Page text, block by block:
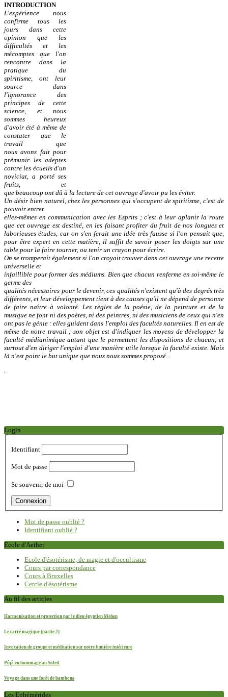
INTRODUCTION
L'expérience nous
confirme tous les
jours dans cette
opinion que les
difficultés et les
mécomptes que l'on
rencontre dans la
pratique du
spiritisme, ont leur
source dans
l'ignorance des
principes de cette
science, et nous
sommes heureux
d'avoir été à même de
constater que le
travail que
nousavons fait pour
prémunir les adeptes
contre les écueils d'un
noviciat, a porté ses
fruits, et
que beaucoup ont dû à la lecture de cet ouvrage d'avoir pu les éviter.
Un désir bien naturel, chez les personnes qui s'occupent de spiritisme, c'est de
pouvoir entrer
elles-mêmes en communication avec les Esprits ; c'est à leur aplanir la route
que cet ouvrage est destiné, en les faisant profiter du fruit de nos longues et
laborieuses études, car on s'en ferait une idée très fausse si l'on pensait que,
pour être expert en cette matière, il suffit de savoir poser lesdoigts sur une
table pour la faire tourner, ou tenir un crayon pour écrire.
On se tromperait également si l'on croyait trouver dans cet ouvrage une recette
universelle et
infaillible pour former des médiums. Bien que chacun renferme en soi-même le
germe des
qualités nécessaires pour le devenir, ces qualités n'existent qu'à des degrés très
différents, et leur développement tient à des causes qu'il ne dépend de personne
de faire naître à volonté. Les règles de la poésie, de la peinture et de la
musique ne font ni des poètes, ni des peintres, ni desmusiciens de ceux qui n'en
ont pas le génie : elles guident dans l'emploi des facultés naturelles. Il en est de
même de notre travail ; son objet est d'indiquer les moyens de développer la
faculté médianimique autant que le permettent les dispositions de chacun, et
surtout d'en diriger l'emploi d'une manière utile lorsque la faculté existe. Mais
là n'est point le but unique que nous nous sommes proposé...
Login
Identifiant
Mot de passe
Se souvenir de moi
Mot de passe oublié ?
Identifiant oublié ?
Ecole d'Aether
Ecole d'ésotérisme, de magie et d'occultisme
Cours par correspondance
Cours à Bruxelles
Cercle d'ésotérisme
Au fil des articles
Harmonisation et protection par le dieu égyptien Mehen
Le carré magique (partie 2)
Invocation de groupe et méditation sur notre lumière intérieure
Pûjâ en hommage au Soleil
Voyage dans une forêt de bambous
Les Ephémérides